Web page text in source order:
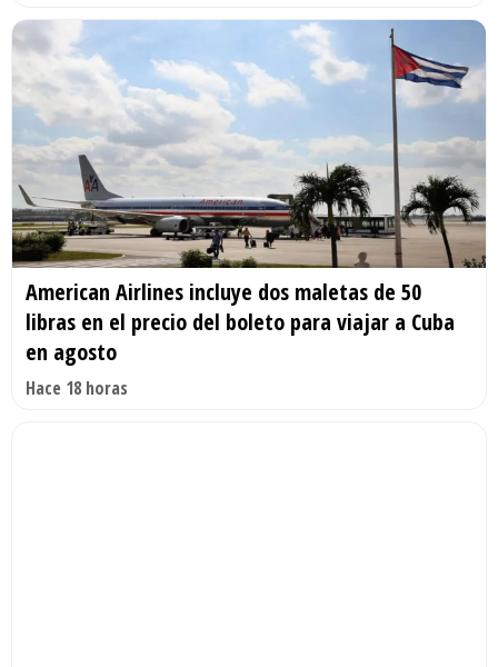
American Airlines incluye dos maletas de 50
libras en el precio del boleto para viajar a Cuba
en agosto
Hace 18 horas